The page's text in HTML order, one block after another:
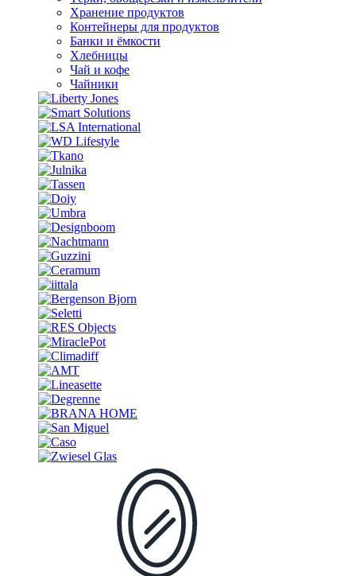
Хранение продуктов
Контейнеры для продуктов
Банки и ёмкости
Хлебницы
Чай и кофе
Чайники